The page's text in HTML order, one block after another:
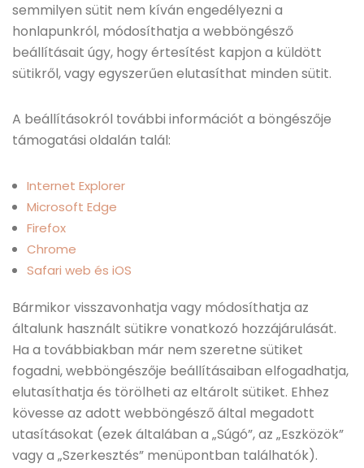
semmilyen sütit nem kíván engedélyezni a
honlapunkról, módosíthatja a webböngésző
beállításait úgy, hogy értesítést kapjon a küldött
sütikről, vagy egyszerűen elutasíthat minden sütit.
A beállításokról további információt a böngészője
támogatási oldalán talál:
Internet Explorer
Microsoft Edge
Firefox
Chrome
Safari web és iOS
Bármikor visszavonhatja vagy módosíthatja az
általunk használt sütikre vonatkozó hozzájárulását.
Ha a továbbiakban már nem szeretne sütiket
fogadni, webböngészője beállításaiban elfogadhatja,
elutasíthatja és törölheti az eltárolt sütiket. Ehhez
kövesse az adott webböngésző által megadott
utasításokat (ezek általában a „Súgó”, az „Eszközök”
vagy a „Szerkesztés” menüpontban találhatók).